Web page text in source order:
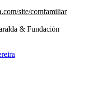
site/comfamiliar
& Fundación